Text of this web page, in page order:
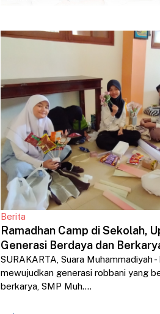
Berita
Ramadhan Camp di Sekolah,
Generasi Berdaya dan
SURAKARTA, Suara Muhammadiyah -
mewujudkan generasi robbani yang
berkarya, SMP Muh....